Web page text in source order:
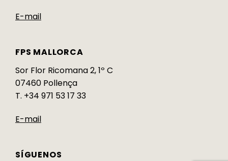
E-mail
FPS MALLORCA
Sor Flor Ricomana 2, 1º C
07460 Pollença
T. +34 971 53 17 33
E-mail
SÍGUENOS